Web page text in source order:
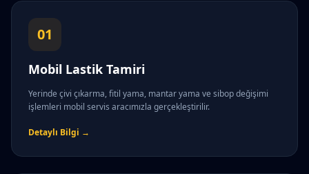
01
Mobil Lastik Tamiri
Yerinde çivi çıkarma, fitil yama, mantar yama ve sibop değişimi
işlemleri mobil servis aracımızla gerçekleştirilir.
Detaylı Bilgi →